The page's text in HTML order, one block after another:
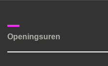
Openingsuren